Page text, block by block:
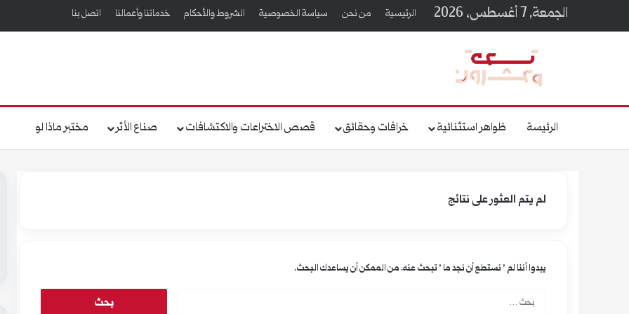
الجمعة, 7 أغسطس، 2026 الرئيسية من نحن سياسة الخصوصية الشروط والأحكام خدماتنا وأعمالنا اتصل بنا
الرئيسة ظواهر استثنائية خرافات وحقائق قصص الاختراعات والاكتشافات صناع الأثر مختبر ماذا لو
لم يتم العثور على نتائج
يبدوا أننا لم ’ نستطع أن نجد ما ’ تبحث عنه. من الممكن أن يساعدك البحث.